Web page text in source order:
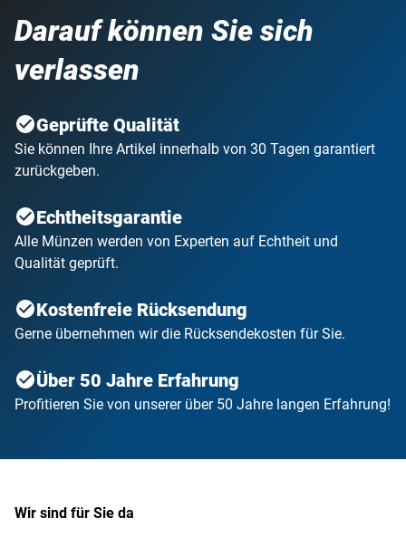
Darauf können Sie sich
verlassen
Geprüfte Qualität
Sie können Ihre Artikel innerhalb von 30 Tagen garantiert
zurückgeben.
Echtheitsgarantie
Alle Münzen werden von Experten auf Echtheit und
Qualität geprüft.
Kostenfreie Rücksendung
Gerne übernehmen wir die Rücksendekosten für Sie.
Über 50 Jahre Erfahrung
Profitieren Sie von unserer über 50 Jahre langen Erfahrung!
Wir sind für Sie da